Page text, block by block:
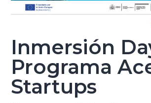
Inmersión
Programa
Startups